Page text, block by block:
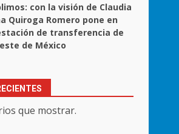
con la visión de Claudia
Quiroga Romero pone en
de transferencia de
de México
que mostrar.